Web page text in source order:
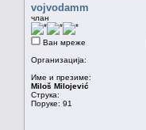
vojvodamm
члан
Ван мреже
Организација:
Име и презиме:
Miloš Milojević
Струка:
Поруке: 91